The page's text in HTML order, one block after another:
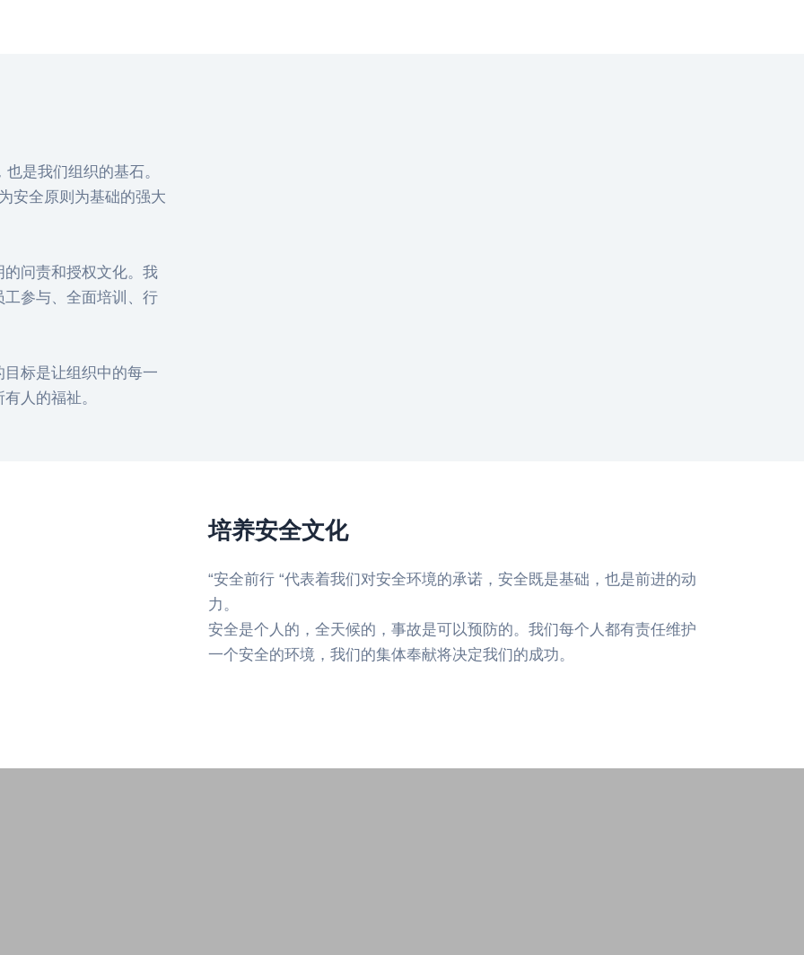
是我们组织的基石。
安全原则为基础的强大
问责和授权文化。我
参与、全面培训、行
标是让组织中的每一
人的福祉。
培养安全文化
“安全前行 “代表着我们对安全环境的承诺，安全既是基础，也是前进的动
力。
安全是个人的，全天候的，事故是可以预防的。我们每个人都有责任维护
一个安全的环境，我们的集体奉献将决定我们的成功。